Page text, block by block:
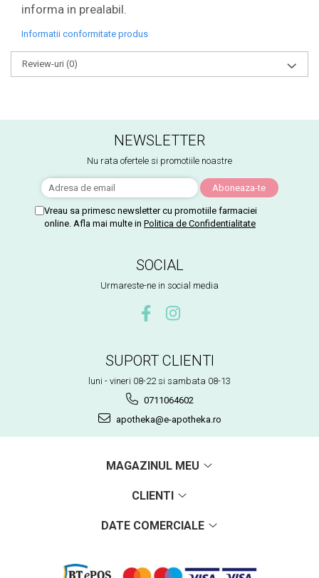
informa in prealabil.
Informatii conformitate produs
Review-uri (0)
NEWSLETTER
Nu rata ofertele si promotiile noastre
Vreau sa primesc newsletter cu promotiile farmaciei
online. Afla mai multe in Politica de Confidentialitate
SOCIAL
Urmareste-ne in social media
SUPORT CLIENTI
luni - vineri 08-22 si sambata 08-13
0711064602
apotheka@e-apotheka.ro
MAGAZINUL MEU
CLIENTI
DATE COMERCIALE